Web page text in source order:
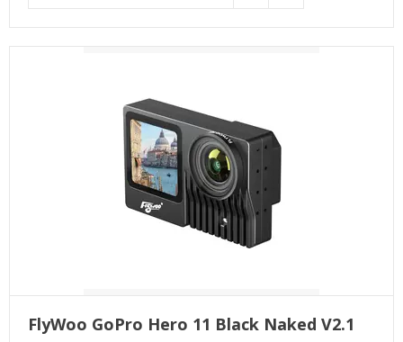
FlyWoo GoPro Hero 11 Black Naked V2.1